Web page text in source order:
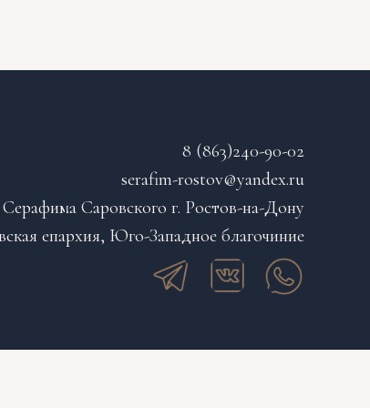
8 (863)240-90-02
serafim-rostov@yandex.ru
Саровского г. Ростов-на-Дону
епархия, Юго-Западное благочиние